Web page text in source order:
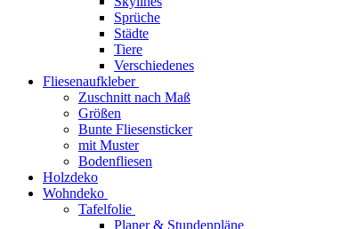
Sprüche
Städte
Tiere
Verschiedenes
Fliesenaufkleber
Zuschnitt nach Maß
Größen
Bunte Fliesensticker
mit Muster
Bodenfliesen
Holzdeko
Wohndeko
Tafelfolie
Planer & Stundenpläne